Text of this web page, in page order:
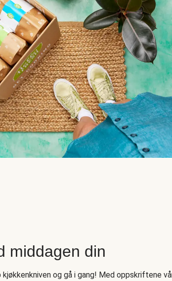
middagen din
og gå i gang! Med oppskriftene